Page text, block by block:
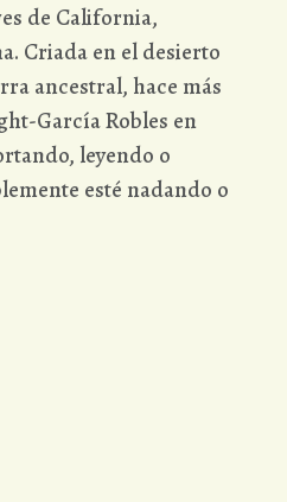
de California,
Criada en el desierto
ancestral, hace más
García Robles en
leyendo o
esté nadando o